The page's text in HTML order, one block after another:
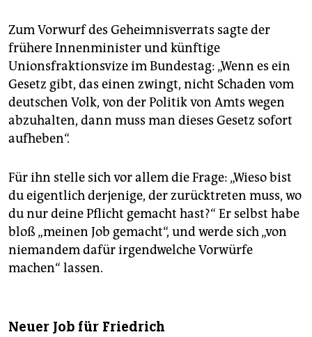
Zum Vorwurf des Geheimnisverrats sagte der
frühere Innenminister und künftige
Unionsfraktionsvize im Bundestag: „Wenn es ein
Gesetz gibt, das einen zwingt, nicht Schaden vom
deutschen Volk, von der Politik von Amts wegen
abzuhalten, dann muss man dieses Gesetz sofort
aufheben“.
Für ihn stelle sich vor allem die Frage: „Wieso bist
du eigentlich derjenige, der zurücktreten muss, wo
du nur deine Pflicht gemacht hast?“ Er selbst habe
bloß „meinen Job gemacht“, und werde sich „von
niemandem dafür irgendwelche Vorwürfe
machen“ lassen.
Neuer Job für Friedrich